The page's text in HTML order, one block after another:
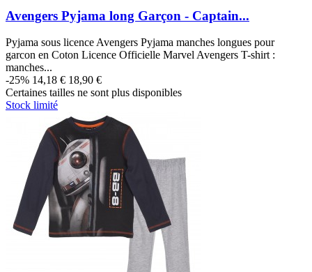
Avengers Pyjama long Garçon - Captain...
Pyjama sous licence Avengers Pyjama manches longues pour
garcon en Coton Licence Officielle Marvel Avengers T-shirt :
manches...
-25% 14,18 € 18,90 €
Certaines tailles ne sont plus disponibles
Stock limité